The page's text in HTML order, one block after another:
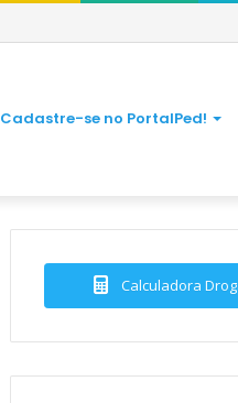
Cadastre-se no PortalPed!
Calculadora